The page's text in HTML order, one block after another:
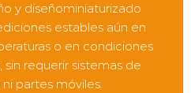
y diseñominiaturizado
estables aún en
o en condiciones
sin requerir sistemas de
partes móviles.